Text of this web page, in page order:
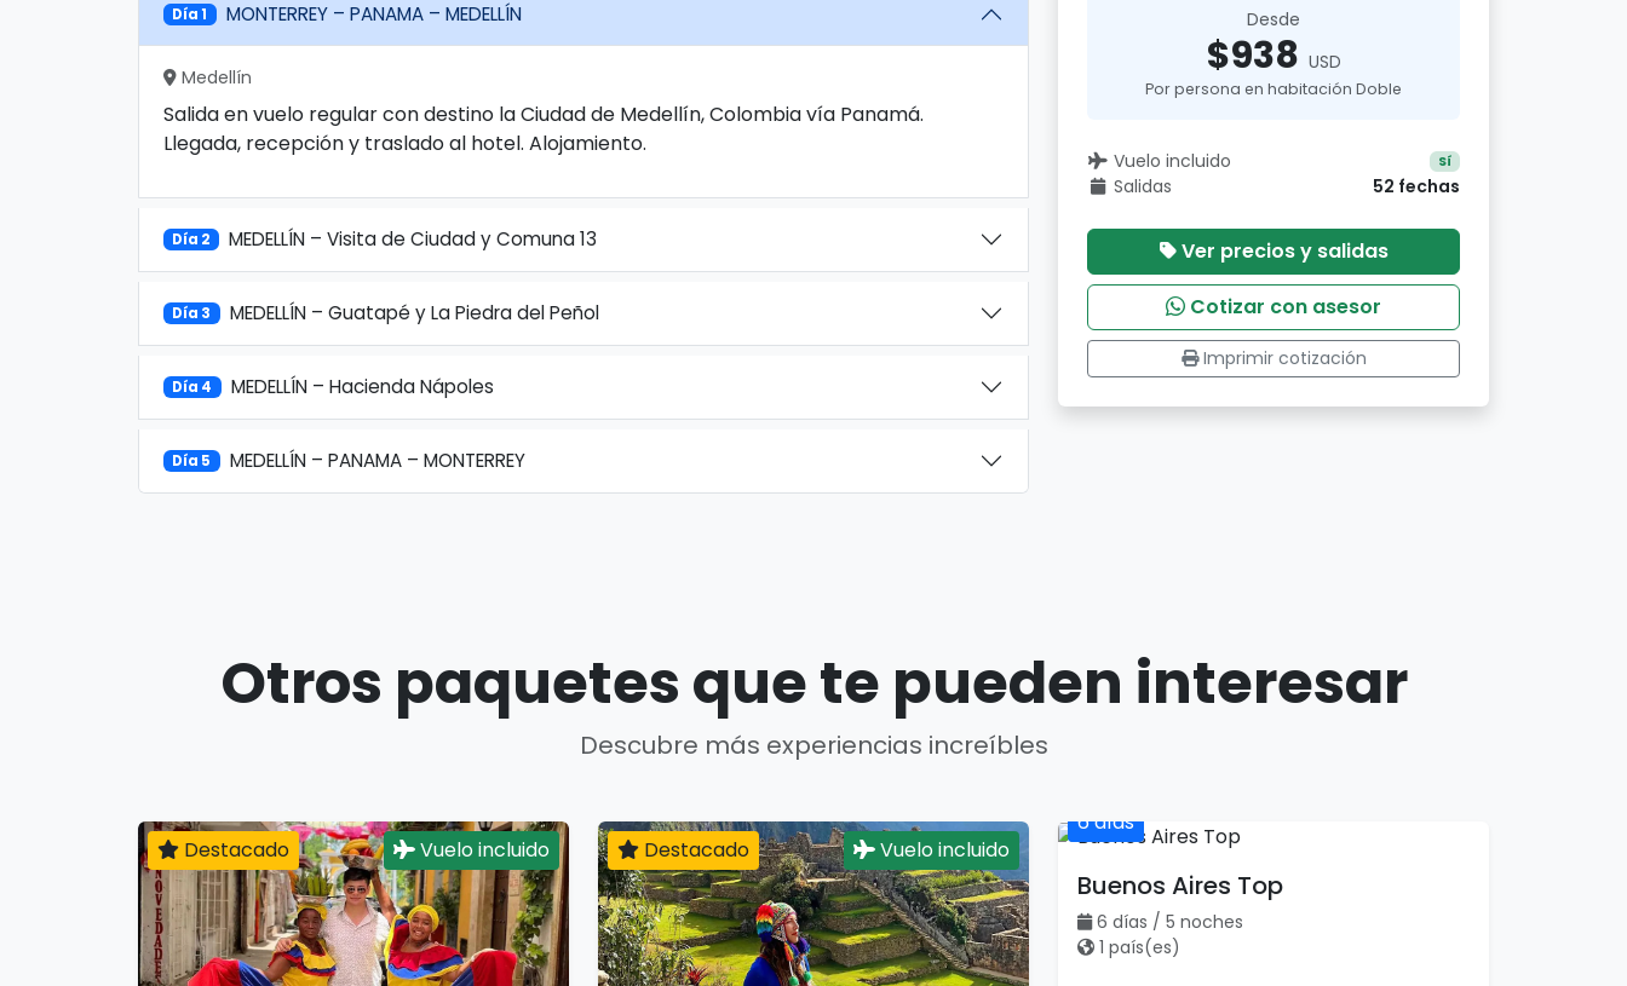
Día 1 MONTERREY – PANAMA – MEDELLÍN
Medellín
Salida en vuelo regular con destino la Ciudad de Medellín, Colombia vía Panamá.
Llegada, recepción y traslado al hotel. Alojamiento.
Día 2 MEDELLÍN – Visita de Ciudad y Comuna 13
Día 3 MEDELLÍN – Guatapé y La Piedra del Peñol
Día 4 MEDELLÍN – Hacienda Nápoles
Día 5 MEDELLÍN – PANAMA – MONTERREY
Desde
$938 USD
Por persona en habitación Doble
Vuelo incluido Sí
Salidas 52 fechas
Ver precios y salidas
Cotizar con asesor
Imprimir cotización
Otros paquetes que te pueden interesar
Descubre más experiencias increíbles
Destacado Vuelo incluido Destacado Vuelo incluido